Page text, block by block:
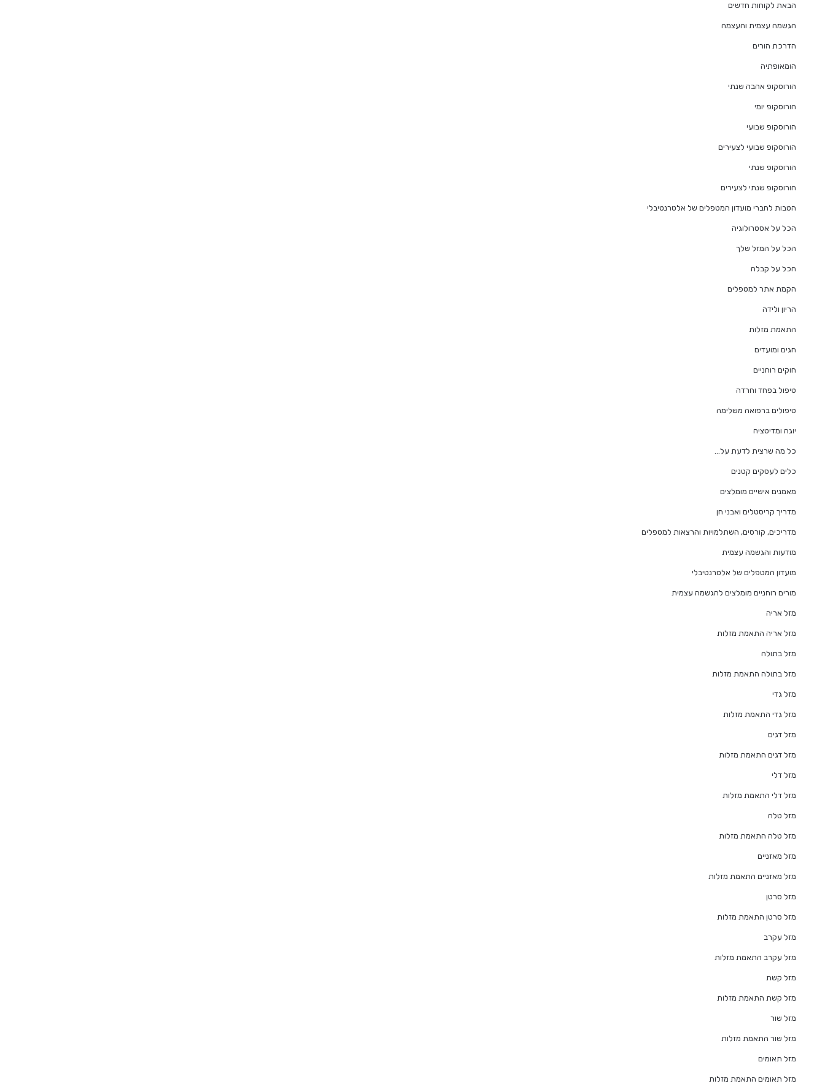
הבאת לקוחות חדשים
הגשמה עצמית והעצמה
הדרכת הורים
הומאופתיה
הורוסקופ אהבה שנתי
הורוסקופ יומי
הורוסקופ שבועי
הורוסקופ שבועי לצעירים
הורוסקופ שנתי
הורוסקופ שנתי לצעירים
הטבות לחברי מועדון המטפלים של אלטרנטיבלי
הכל על אסטרולוגיה
הכל על המזל שלך
הכל על קבלה
הקמת אתר למטפלים
הריון ולידה
התאמת מזלות
חגים ומועדים
חוקים רוחניים
טיפול בפחד וחרדה
טיפולים ברפואה משלימה
יוגה ומדיטציה
כל מה שרצית לדעת על…
כלים לעסקים קטנים
מאמנים אישיים מומלצים
מדריך קריסטלים ואבני חן
מדריכים, קורסים, השתלמויות והרצאות למטפלים
מודעות והגשמה עצמית
מועדון המטפלים של אלטרנטיבלי
מורים רוחניים מומלצים להגשמה עצמית
מזל אריה
מזל אריה התאמת מזלות
מזל בתולה
מזל בתולה התאמת מזלות
מזל גדי
מזל גדי התאמת מזלות
מזל דגים
מזל דגים התאמת מזלות
מזל דלי
מזל דלי התאמת מזלות
מזל טלה
מזל טלה התאמת מזלות
מזל מאזניים
מזל מאזניים התאמת מזלות
מזל סרטן
מזל סרטן התאמת מזלות
מזל עקרב
מזל עקרב התאמת מזלות
מזל קשת
מזל קשת התאמת מזלות
מזל שור
מזל שור התאמת מזלות
מזל תאומים
מזל תאומים התאמת מזלות